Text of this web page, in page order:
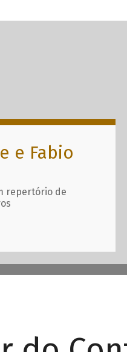
e Fabio
repertório de